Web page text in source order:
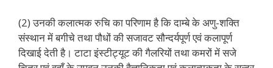
(2) उनकी कलात्मक रुचि का परिणाम है कि दाम्बे के अणु-शक्ति
संस्थान में बगीचे तथा पौधों की सजावट सौन्दर्यपूर्ण एवं कलापूर्ण
दिखाई देती है। टाटा इंस्टीट्यूट की गैलरियों तथा कमरों में सजे